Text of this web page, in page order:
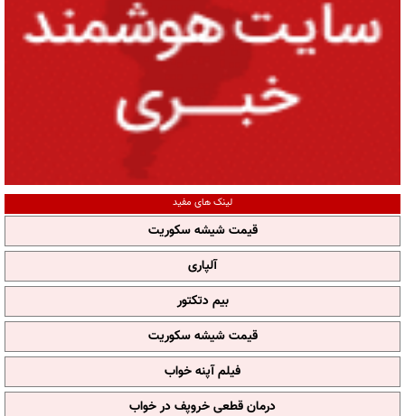
لینک های مفید
قیمت شیشه سکوریت
آلپاری
بیم دتکتور
قیمت شیشه سکوریت
فیلم آپنه خواب
درمان قطعی خروپف در خواب